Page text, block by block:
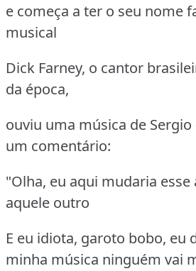
e começa a ter o seu nome
musical
Dick Farney, o cantor
da época,
ouviu uma música de
um comentário:
"Olha, eu aqui mudaria esse
aquele outro
E eu idiota, garoto bobo, eu
minha música ninguém vai